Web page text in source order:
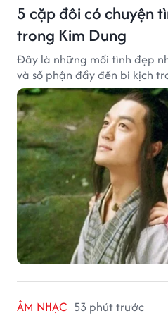
5 cặp đôi có chuyện
trong Kim Dung
Đây là những mối tình đẹp
và số phận đẩy đến bi kịch
ÂM NHẠC 53 phút trước